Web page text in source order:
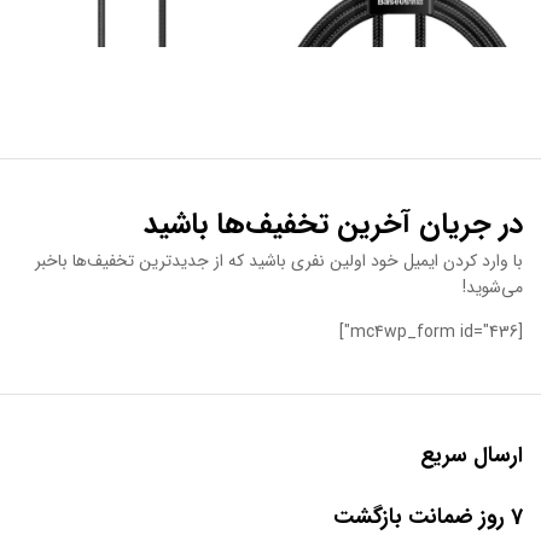
در جریان آخرین تخفیف‌ها باشید
با وارد کردن ایمیل خود اولین نفری باشید که از جدیدترین تخفیف‌ها باخبر
می‌شوید!
[mc4wp_form id="436"]
ارسال سریع
7 روز ضمانت بازگشت